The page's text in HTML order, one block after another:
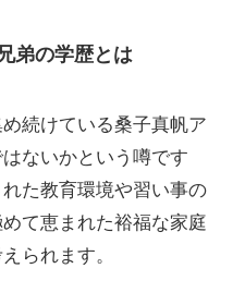
弟の学歴とは
続けている桑子真帆ア
ないかという噂です
た教育環境や習い事の
て恵まれた裕福な家庭
られます。